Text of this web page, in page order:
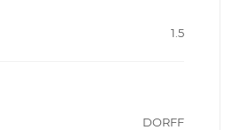
1.5
DORFF